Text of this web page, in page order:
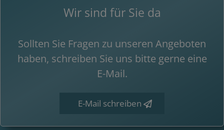
Wir sind für Sie da
Sollten Sie Fragen zu unseren Angeboten
haben, schreiben Sie uns bitte gerne eine
E-Mail.
E-Mail schreiben